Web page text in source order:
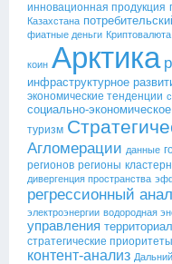
инновационная продукция
Казахстана
фиатные деньги Криптовалюта
коин Арктика
инфраструктурное
экономические тенденции
социально-
туризм
Агломерации данные
регионов регионы
дивергенция пространства
регрессионный
электроэнергии водородная
управления
стратегические приоритеты
контент-анализ